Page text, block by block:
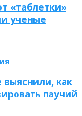
«таблетки»
ученые
выяснили, как
паучий